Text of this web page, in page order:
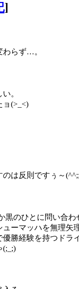
]
わらず…。
。
ョ(>_<)
は反則ですぅ～
のひとに問い合わ
ーマッハを無理矢
勝経験を持つドラ
(;_;)